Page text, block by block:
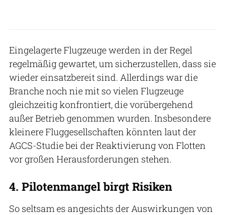
Eingelagerte Flugzeuge werden in der Regel
regelmäßig gewartet, um sicherzustellen, dass sie
wieder einsatzbereit sind. Allerdings war die
Branche noch nie mit so vielen Flugzeuge
gleichzeitig konfrontiert, die vorübergehend
außer Betrieb genommen wurden. Insbesondere
kleinere Fluggesellschaften könnten laut der
AGCS-Studie bei der Reaktivierung von Flotten
vor großen Herausforderungen stehen.
4. Pilotenmangel birgt Risiken
So seltsam es angesichts der Auswirkungen von